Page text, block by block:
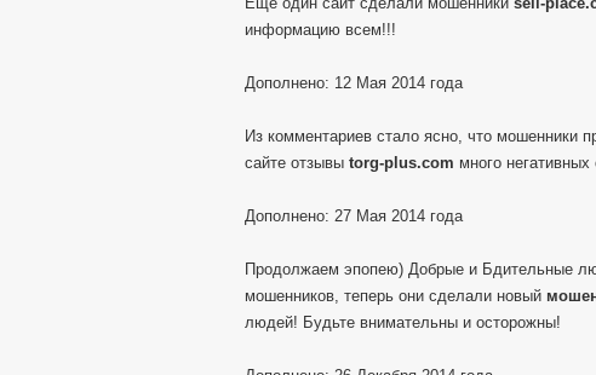
информацию всем!!!
Дополнено: 12 Мая 2014 года
Из комментариев стало ясно, что мошенники
сайте отзывы torg-plus.com много
Дополнено: 27 Мая 2014 года
Продолжаем эпопею) Добрые и Бдительные
мошенников, теперь они сделали новый
людей! Будьте внимательны и осторожны!